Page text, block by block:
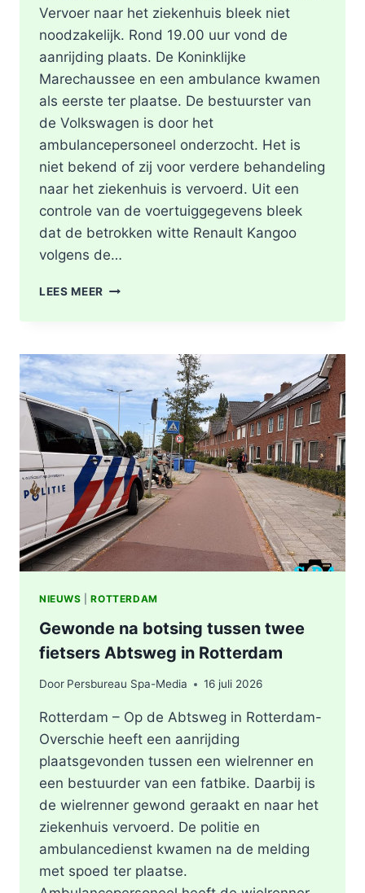
Vervoer naar het ziekenhuis bleek niet
noodzakelijk. Rond 19.00 uur vond de
aanrijding plaats. De Koninklijke
Marechaussee en een ambulance kwamen
als eerste ter plaatse. De bestuurster van
de Volkswagen is door het
ambulancepersoneel onderzocht. Het is
niet bekend of zij voor verdere behandeling
naar het ziekenhuis is vervoerd. Uit een
controle van de voertuiggegevens bleek
dat de betrokken witte Renault Kangoo
volgens de…
LEES MEER GEWONDE
AANRIJDING
PITTSBURGHSTRAAT
IN
ROTTERDAM
NIEUWS |ROTTERDAM
Gewonde na botsing tussen twee
fietsers Abtsweg in Rotterdam
Door Persbureau Spa-Media 16 juli 2026
Rotterdam – Op de Abtsweg in Rotterdam-
Overschie heeft een aanrijding
plaatsgevonden tussen een wielrenner en
een bestuurder van een fatbike. Daarbij is
de wielrenner gewond geraakt en naar het
ziekenhuis vervoerd. De politie en
ambulancedienst kwamen na de melding
met spoed ter plaatse.